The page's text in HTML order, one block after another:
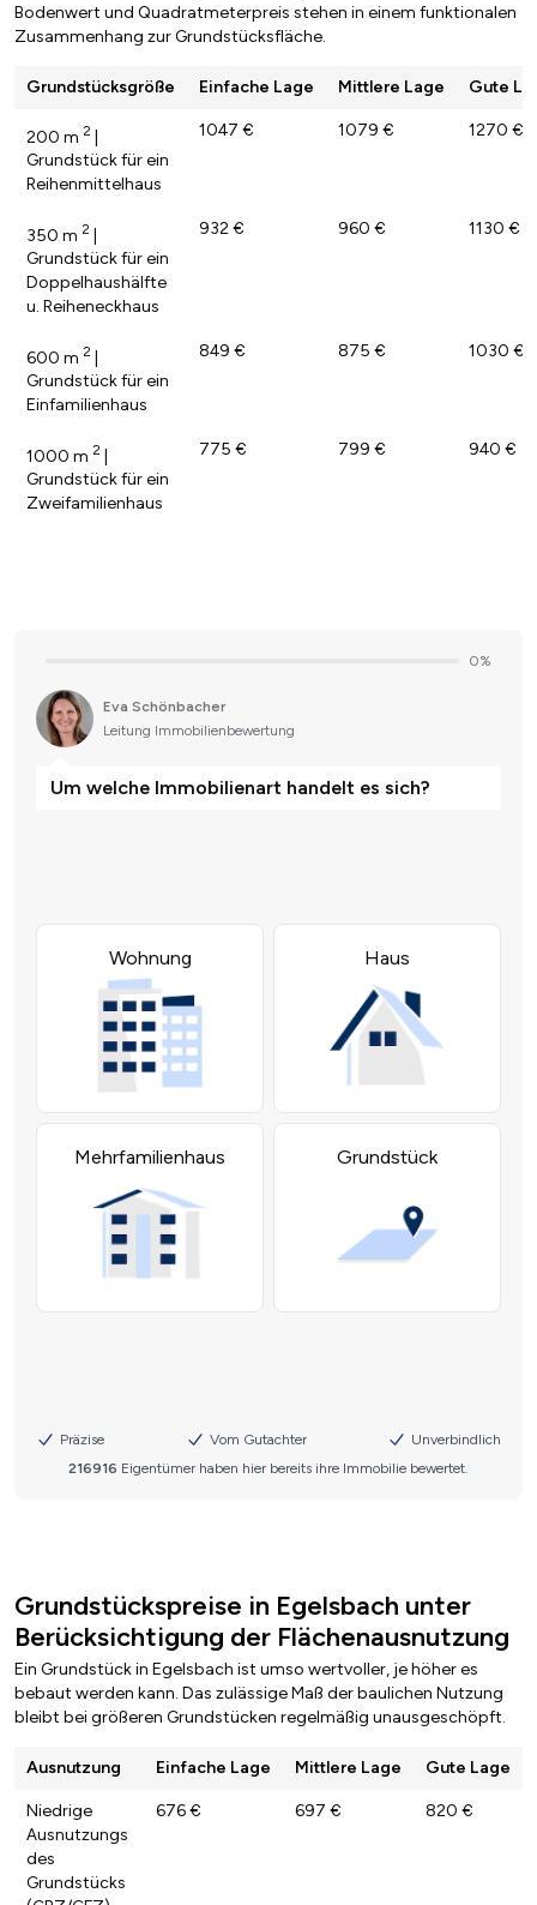
Bodenwert und Quadratmeterpreis stehen in einem funktionalen
Zusammenhang zur Grundstücksfläche.
Grundstücksgröße Einfache Lage Mittlere Lage Gute
200 m 2 |
Grundstück für ein
Reihenmittelhaus
1047 € 1079 € 1270 €
350 m 2 |
Grundstück für ein
Doppelhaushälfte
u. Reiheneckhaus
932 € 960 € 1130 €
600 m 2 |
Grundstück für ein
Einfamilienhaus
849 € 875 € 1030 €
1000 m 2 |
Grundstück für ein
Zweifamilienhaus
775 € 799 € 940 €
Grundstückspreise in Egelsbach unter
Berücksichtigung der Flächenausnutzung
Ein Grundstück in Egelsbach ist umso wertvoller, je höher es
bebaut werden kann. Das zulässige Maß der baulichen Nutzung
bleibt bei größeren Grundstücken regelmäßig unausgeschöpft.
Ausnutzung Einfache Lage Mittlere Lage Gute Lage
Niedrige
Ausnutzungs
des
Grundstücks
676 € 697 € 820 €